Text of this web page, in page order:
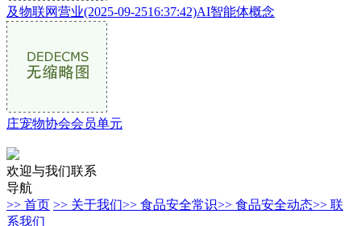
及物联网营业(2025-09-2516:37:42)AI智能体概念
庄宠物协会会员单元
欢迎与我们联系
导航
>> 首页 >> 关于我们>> 食品安全常识>> 食品安全动态>> 联
系我们